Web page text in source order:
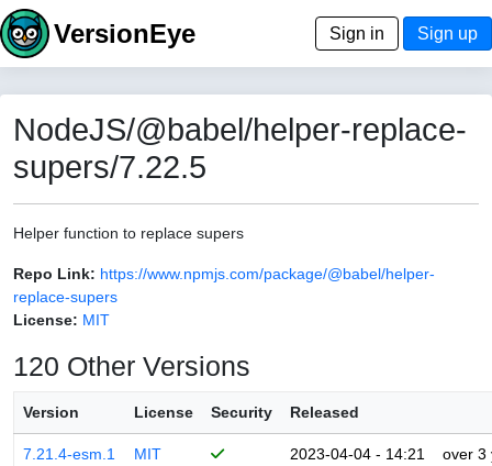
VersionEye Sign in Sign up
NodeJS/@babel/helper-replace-
supers/7.22.5
Helper function to replace supers
Repo Link: https://www.npmjs.com/package/@babel/helper-
replace-supers
License: MIT
120 Other Versions
Version License Security Released
7.21.4-esm.1 MIT 2023-04-04 - 14:21 over 3